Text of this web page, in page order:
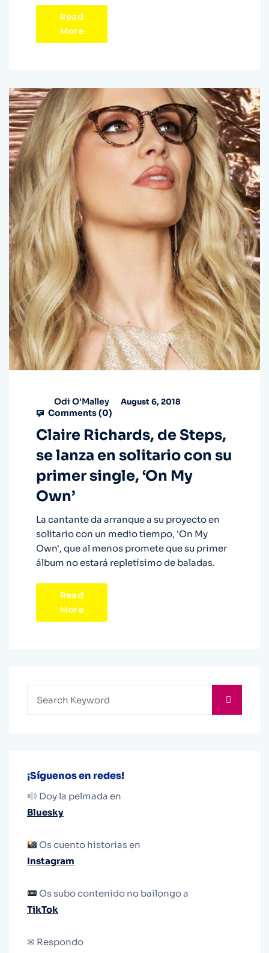
Read
More
Odi O'Malley August 6, 2018
Comments (0)
Claire Richards, de Steps,
se lanza en solitario con su
primer single, ‘On My
Own’
La cantante da arranque a su proyecto en
solitario con un medio tiempo, 'On My
Own', que al menos promete que su primer
álbum no estará repletísimo de baladas.
Read
More
¡Síguenos en redes!
Doy la pelmada en
Bluesky
Os cuento historias en
Instagram
Os subo contenido no bailongo a
TikTok
✉ Respondo